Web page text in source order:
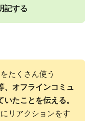
記する
たくさん使う
、オフラインコミュ
たことを伝える。
リアクションをす